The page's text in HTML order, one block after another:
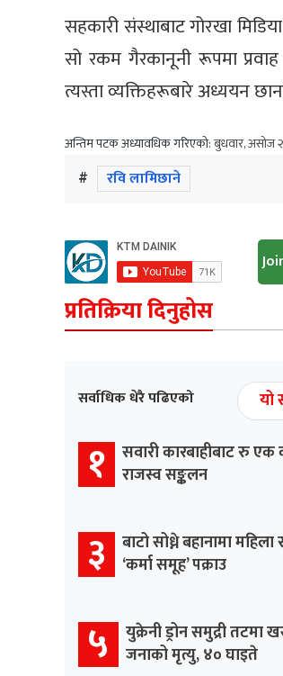
सहकारी संस्थाबाट गोरखा
सो रकम गैरकानूनी रूपमा
त्यस्ता व्यक्तिहरूबारे अध्ययन
अन्तिम पटक अध्यावधिक गरिएको:बुधवार, असोज
# रवि लामिछाने
प्रतिक्रिया दिनुहोस
सर्वाधिक धेरै पढिएको यो
१
सवारी कारबाहीबाट रु
राजस्व सङ्कलन
३
बाटो सोध्ने बहानामा
‘कर्मा समूह’ पक्राउ
५
युक्रेनी ड्रोन समुद्री तटमा
जनाको मृत्यु, ४० घाइते